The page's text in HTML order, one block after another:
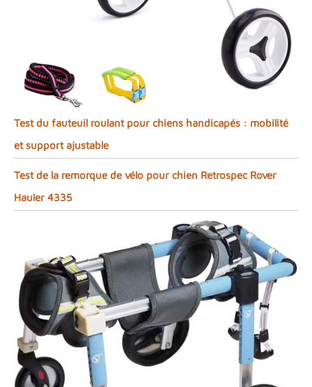
Test du fauteuil roulant pour chiens handicapés : mobilité
et support ajustable
Test de la remorque de vélo pour chien Retrospec Rover
Hauler 4335